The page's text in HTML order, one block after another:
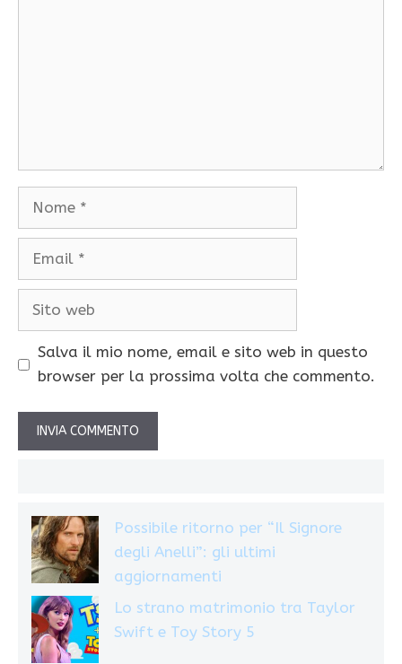
Nome
Email
Sito
Salva il mio nome, email e sito web in questo
browser per la prossima volta che commento.
Possibile ritorno per “Il Signore
degli Anelli”: gli ultimi
aggiornamenti
Lo strano matrimonio tra Taylor
Swift e Toy Story 5